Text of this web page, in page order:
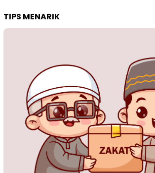
TIPS MENARIK